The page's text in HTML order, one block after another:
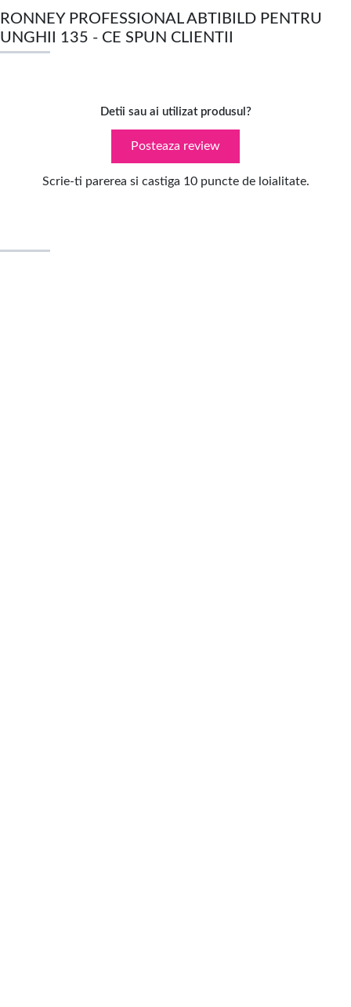
RONNEY PROFESSIONAL ABTIBILD PENTRU
UNGHII 135 - CE SPUN CLIENTII
Detii sau ai utilizat produsul?
Posteaza review
Scrie-ti parerea si castiga 10 puncte de loialitate.